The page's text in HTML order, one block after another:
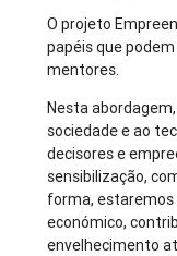
O projeto
papéis que
mentores.
Nesta
sociedade e ao
decisores e
sensibilização,
forma, estaremos
económico,
envelhecimento